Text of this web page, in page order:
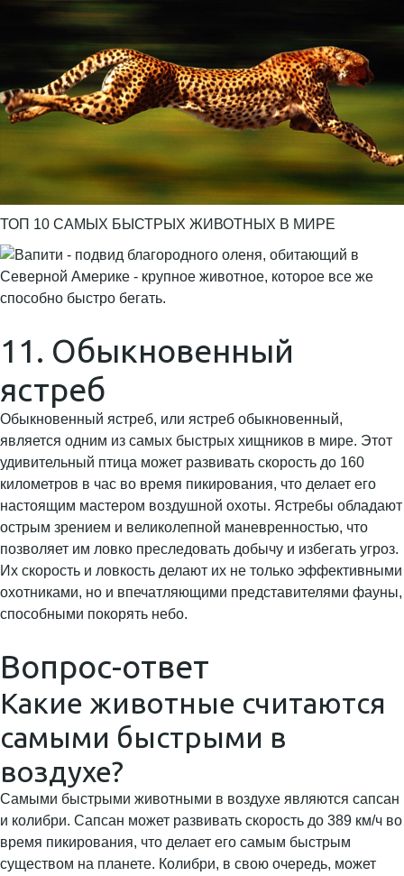
ТОП 10 САМЫХ БЫСТРЫХ ЖИВОТНЫХ В МИРЕ
11. Обыкновенный
ястреб
Обыкновенный ястреб, или ястреб обыкновенный,
является одним из самых быстрых хищников в мире. Этот
удивительный птица может развивать скорость до 160
километров в час во время пикирования, что делает его
настоящим мастером воздушной охоты. Ястребы обладают
острым зрением и великолепной маневренностью, что
позволяет им ловко преследовать добычу и избегать угроз.
Их скорость и ловкость делают их не только эффективными
охотниками, но и впечатляющими представителями фауны,
способными покорять небо.
Вопрос-ответ
Какие животные считаются
самыми быстрыми в
воздухе?
Самыми быстрыми животными в воздухе являются сапсан
и колибри. Сапсан может развивать скорость до 389 км/ч во
время пикирования, что делает его самым быстрым
существом на планете. Колибри, в свою очередь, может